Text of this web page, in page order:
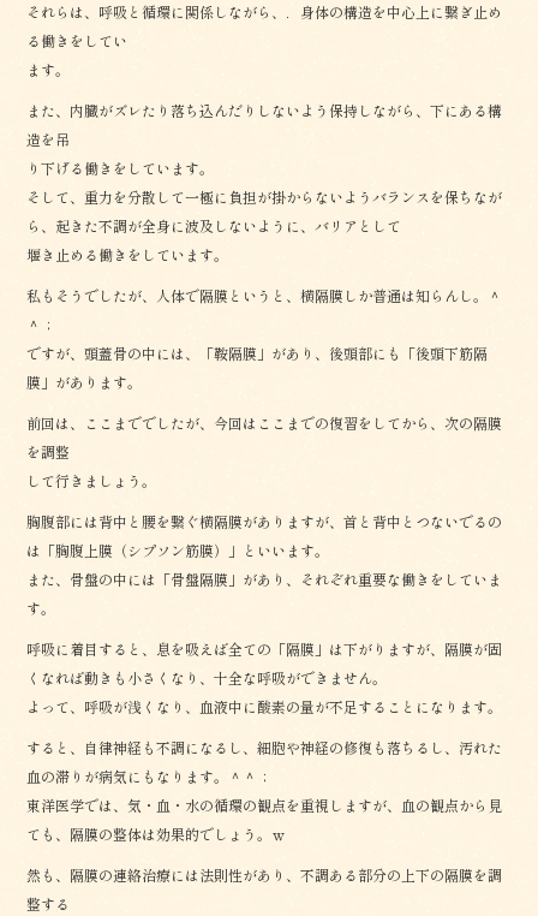
それらは、呼吸と循環に関係しながら、．身体の構造を中心上に繋ぎ止め
る働きをしてい
ます。
また、内臓がズレたり落ち込んだりしないよう保持しながら、下にある構
造を吊
り下げる働きをしています。
そして、重力を分散して一極に負担が掛からないようバランスを保ちなが
ら、起きた不調が全身に波及しないように、バリアとして
堰き止める働きをしています。
私もそうでしたが、人体で隔膜というと、横隔膜しか普通は知らんし。＾
＾；
ですが、頭蓋骨の中には、「鞍隔膜」があり、後頭部にも「後頭下筋隔
膜」があります。
前回は、ここまででしたが、今回はここまでの復習をしてから、次の隔膜
を調整
して行きましょう。
胸腹部には背中と腰を繋ぐ横隔膜がありますが、首と背中とつないでるの
は「胸腹上膜（シプソン筋膜）」といいます。
また、骨盤の中には「骨盤隔膜」があり、それぞれ重要な働きをしていま
す。
呼吸に着目すると、息を吸えば全ての「隔膜」は下がりますが、隔膜が固
くなれば動きも小さくなり、十全な呼吸ができません。
よって、呼吸が浅くなり、血液中に酸素の量が不足することになります。
すると、自律神経も不調になるし、細胞や神経の修復も落ちるし、汚れた
血の滞りが病気にもなります。＾＾；
東洋医学では、気・血・水の循環の観点を重視しますが、血の観点から見
ても、隔膜の整体は効果的でしょう。ｗ
然も、隔膜の連絡治療には法則性があり、不調ある部分の上下の隔膜を調
整する